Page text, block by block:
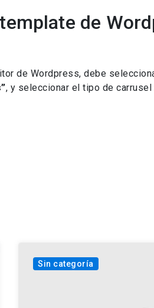
de
de Wordpress, debe
, y seleccionar el tipo de
Sin categoría